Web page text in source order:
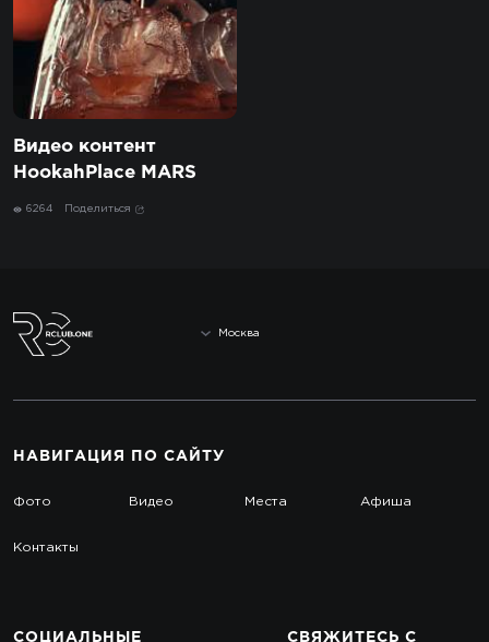
Видео контент
HookahPlace MARS
6264 Поделиться
Москва
НАВИГАЦИЯ ПО САЙТУ
Фото Видео Места Афиша
Контакты
СОЦИАЛЬНЫЕ СВЯЖИТЕСЬ С